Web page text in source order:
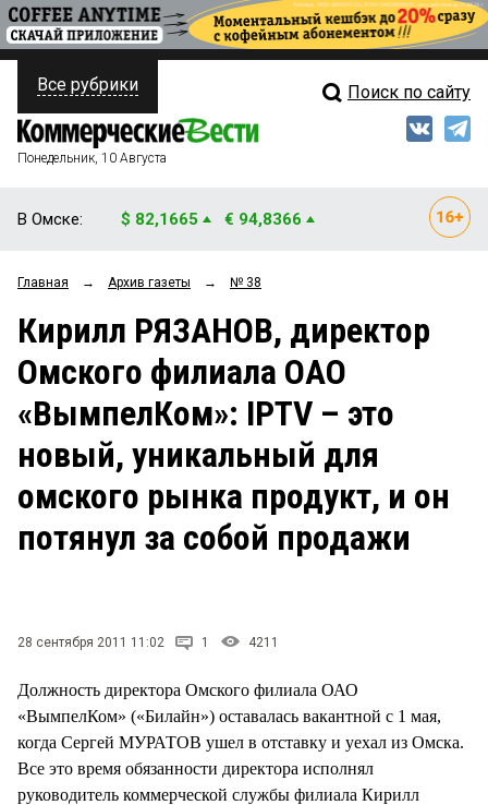
ПОЛИТИКА
ФИНАНСЫ
ОБЩЕСТВО
ЗАКОН
НОВОСТИ КОМПАНИЙ
ПРОИСШЕСТВИЯ
СТИЛЬ ЖИЗНИ
Свежий выпуск
Рейтинги
Блоги
Архив
Все рубрики Поиск по сайту
Понедельник, 10 Августа
В Омске: $ 82,1665 € 94,8366
Главная → Архив газеты → № 38
Кирилл РЯЗАНОВ, директор
Омского филиала ОАО
«ВымпелКом»: IPTV – это
новый, уникальный для
омского рынка продукт, и он
потянул за собой продажи
28 сентября 2011 11:02 1 4211
Должность директора Омского филиала ОАО
«ВымпелКом» («Билайн») оставалась вакантной с 1 мая,
когда Сергей МУРАТОВ ушел в отставку и уехал из Омска.
Все это время обязанности директора исполнял
руководитель коммерческой службы филиала Кирилл